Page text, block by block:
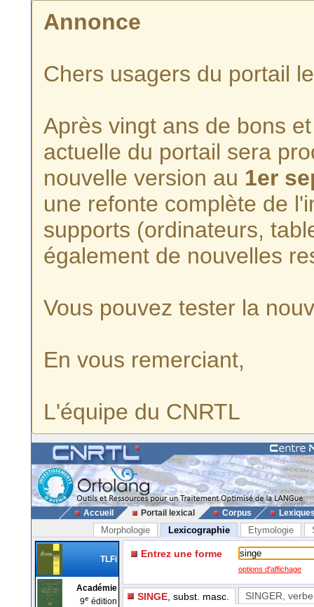
Annonce
Chers usagers du portail
Après vingt ans de bons
actuelle du portail sera
nouvelle version au 1er
une refonte complète de
supports (ordinateurs,
également de nouvelles
Vous pouvez tester la
En vous remerciant,
L'équipe du CNRTL
Accueil Portail lexical Corpus
Morphologie Lexicographie Etymologie
TLFi
Académie
9e édition
Entrez une forme
options d'affichage
SINGE , subst. masc. SINGER ,